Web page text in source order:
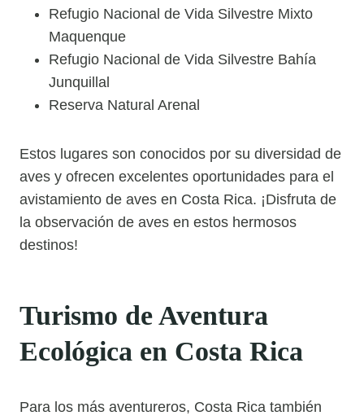
Refugio Nacional de Vida Silvestre Mixto
Maquenque
Refugio Nacional de Vida Silvestre Bahía
Junquillal
Reserva Natural Arenal
Estos lugares son conocidos por su diversidad de
aves y ofrecen excelentes oportunidades para el
avistamiento de aves en Costa Rica. ¡Disfruta de
la observación de aves en estos hermosos
destinos!
Turismo de Aventura
Ecológica en Costa Rica
Para los más aventureros, Costa Rica también